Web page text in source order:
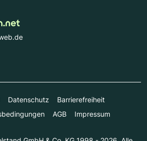
Datenschutz
Barrierefreiheit
AGB Impressum